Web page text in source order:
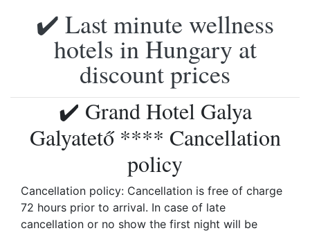
✔️ Last minute wellness
hotels in Hungary at
discount prices
✔️ Grand Hotel Galya
Galyatető **** Cancellation
policy
Cancellation policy: Cancellation is free of charge
72 hours prior to arrival. In case of late
cancellation or no show the first night will be